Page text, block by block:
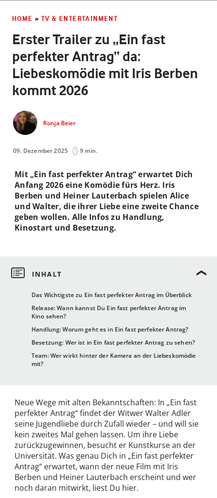
HOME » TV & ENTERTAINMENT
Erster Trailer zu „Ein fast
perfekter Antrag“ da:
Liebeskomödie mit Iris Berben
kommt 2026
Ronja Beier
09. Dezember 2025 9 min.
Das Wichtigste zu Ein fast perfekter Antrag im Überblick
Release: Wann kannst Du Ein fast perfekter Antrag im
Kino sehen?
Handlung: Worum geht es in Ein fast perfekter Antrag?
Besetzung: Wer ist in Ein fast perfekter Antrag zu sehen?
Team: Wer wirkt hinter der Kamera an der Liebeskomödie
mit?
Mit „Ein fast perfekter Antrag“ erwartet Dich
Anfang 2026 eine Komödie fürs Herz. Iris
Berben und Heiner Lauterbach spielen Alice
und Walter, die ihrer Liebe eine zweite Chance
geben wollen. Alle Infos zu Handlung,
Kinostart und Besetzung.
Neue Wege mit alten Bekanntschaften: In „Ein fast
perfekter Antrag“ findet der Witwer Walter Adler
seine Jugendliebe durch Zufall wieder – und will sie
kein zweites Mal gehen lassen. Um ihre Liebe
zurückzugewinnen, besucht er Kunstkurse an der
Universität. Was genau Dich in „Ein fast perfekter
Antrag“ erwartet, wann der neue Film mit Iris
Berben und Heiner Lauterbach erscheint und wer
noch daran mitwirkt, liest Du hier.